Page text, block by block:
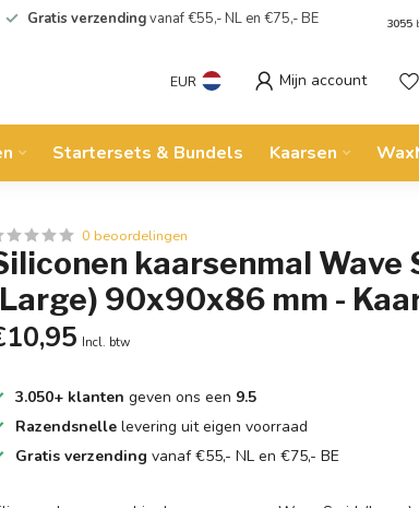
Gratis verzendingvanaf €55,- NL en €75,- BE 3055
EUR Mijn account
Startersets & Bundels Kaarsen
0 beoordelingen
kaarsenmal Wave
90x90x86 mm -
Incl. btw
3.050+ klanten geven ons een 9.5
Razendsnelle levering uit eigen voorraad
Gratis verzending vanaf €55,- NL en €75,- BE